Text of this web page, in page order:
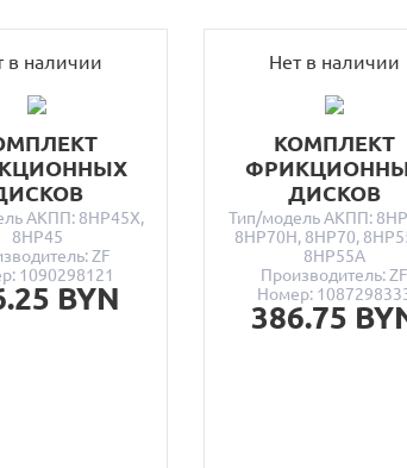
в наличии
АКПП: 8HP45X,
8HP45
ZF
1090298121
BYN
Нет в наличии
КОМПЛЕКТ
ДИСКОВ
Тип/модель АКПП:
8HP70H, 8HP70,
8HP55A
Производитель: ZF
Номер:
386.75